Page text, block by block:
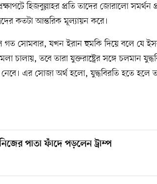
হিজবুল্লাহর প্রতি তাদের জোরালো সমর্থন
কতটা আন্তরিক মূল্যায়ন করে।
গত সোমবার, যখন ইরান হুমকি দিয়ে বলে যে
চালায়, তবে তারা যুক্তরাষ্ট্রের সঙ্গে চলমান
নেবে। এর সোজা অর্থ হলো, যুদ্ধবিরতি হতে হলে
পাতা ফাঁদে পড়লেন ট্রাম্প